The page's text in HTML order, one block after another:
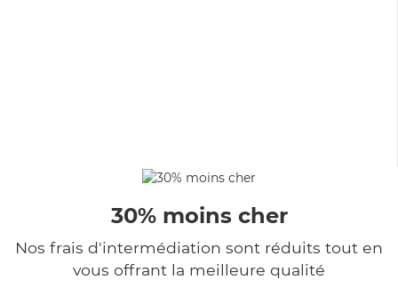
30% moins cher
Nos frais d'intermédiation sont réduits tout en
vous offrant la meilleure qualité